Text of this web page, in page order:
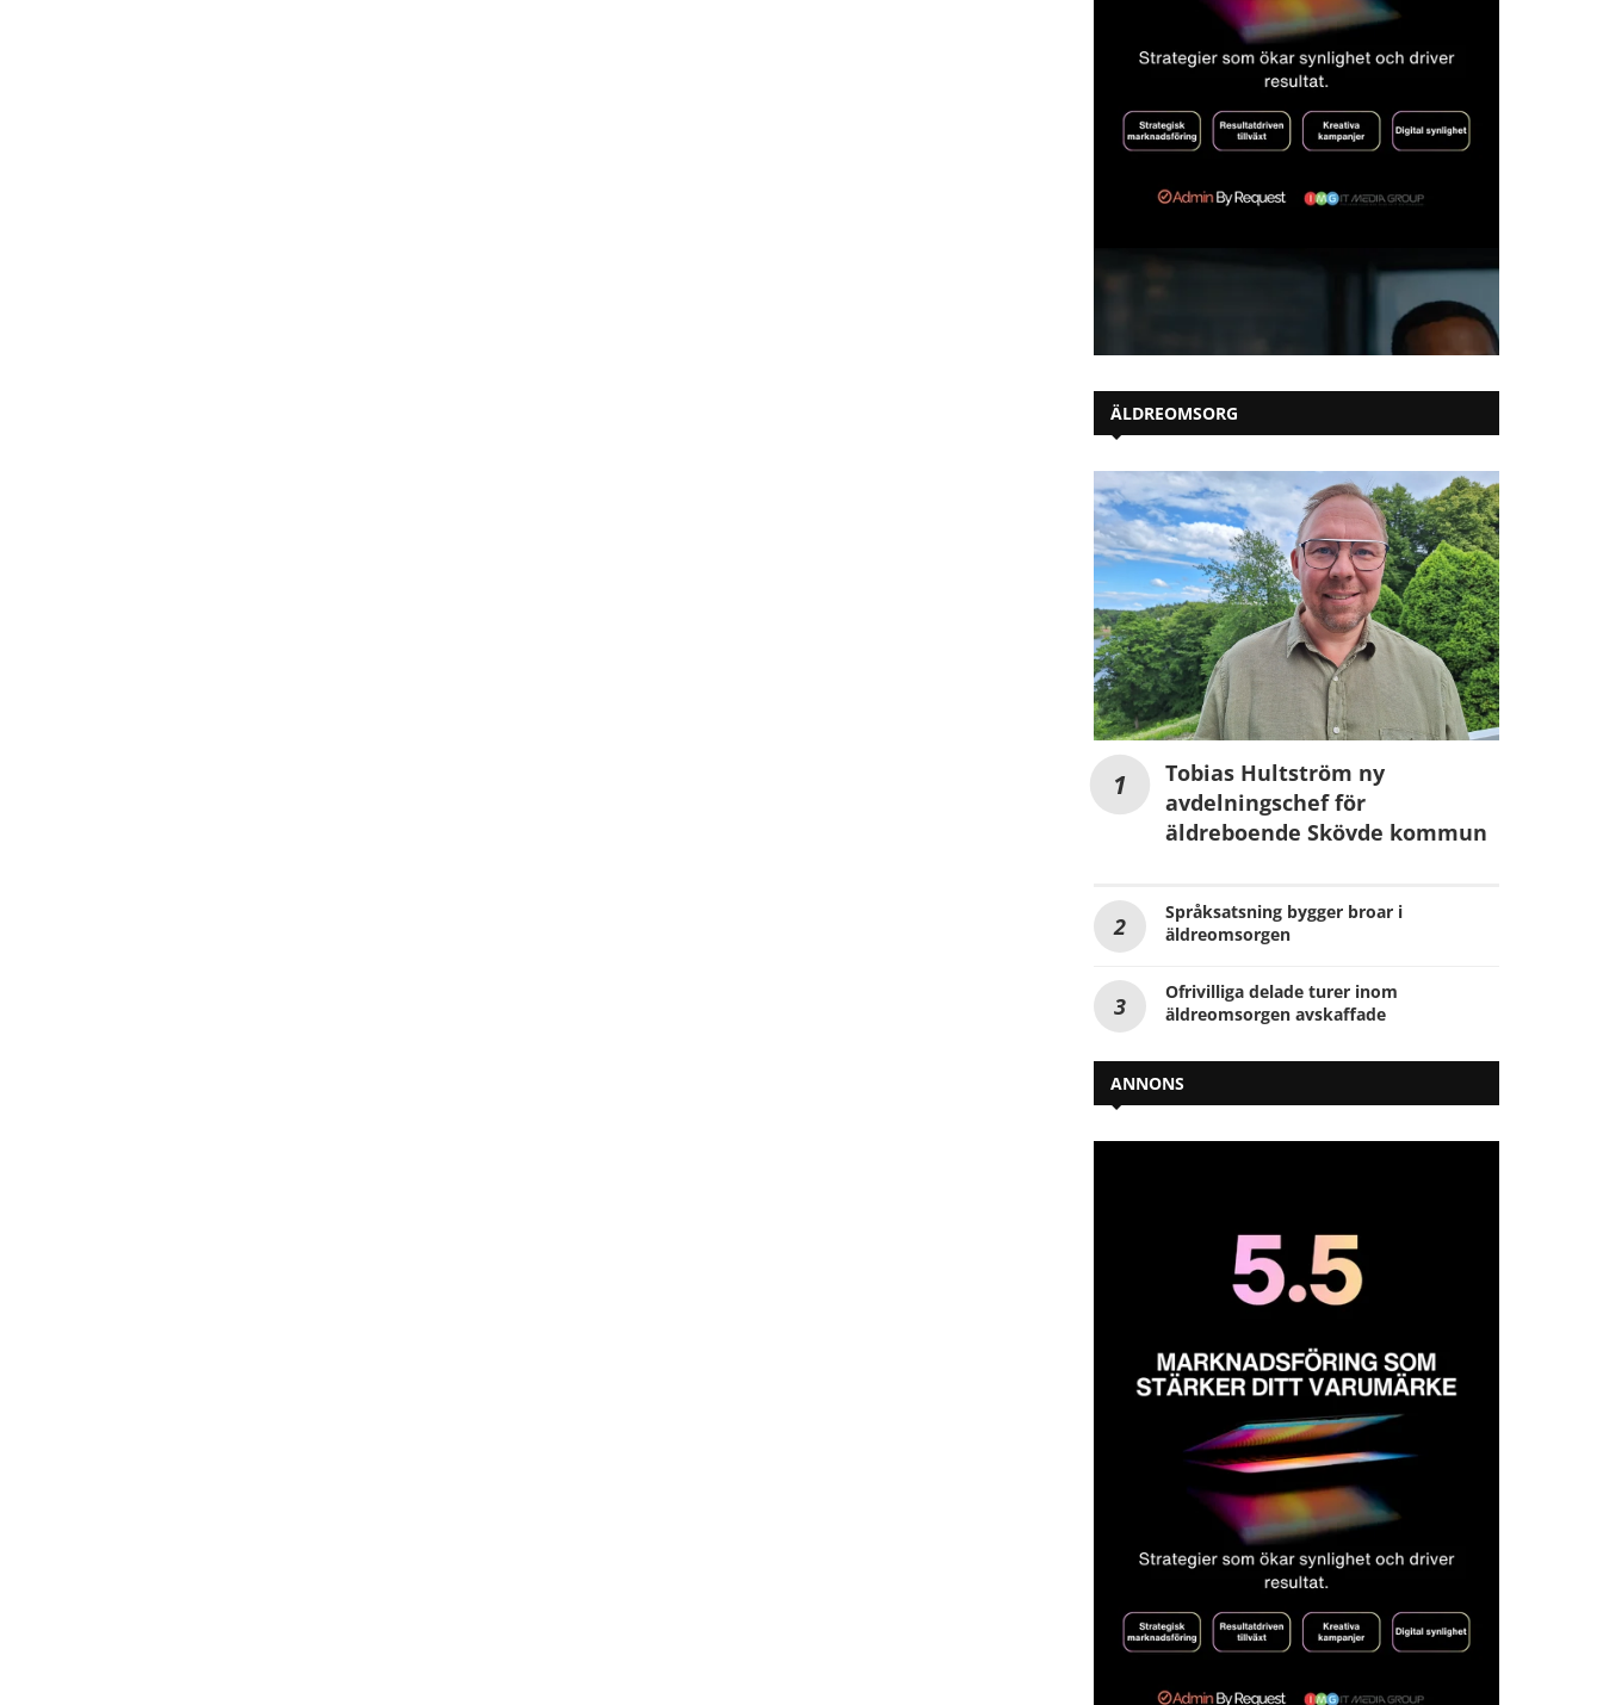
ÄLDREOMSORG
Tobias Hultström ny
avdelningschef för
äldreboende Skövde kommun
Språksatsning bygger broar i
äldreomsorgen
Ofrivilliga delade turer inom
äldreomsorgen avskaffade
ANNONS